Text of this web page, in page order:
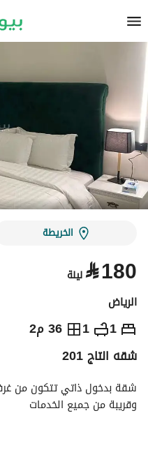
الخريطة
⃁180 ليلة
الرياض
1
1 36 م2 ⃁
180 يومياً
السياحة الاماكن القريبة شقه التاج 201
وقريبة من جميع الخدمات